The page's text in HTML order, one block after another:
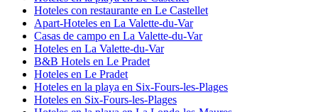
Hoteles con restaurante en Le Castellet
Apart-Hoteles en La Valette-du-Var
Casas de campo en La Valette-du-Var
Hoteles en La Valette-du-Var
B&B Hotels en Le Pradet
Hoteles en Le Pradet
Hoteles en la playa en Six-Fours-les-Plages
Hoteles en Six-Fours-les-Plages